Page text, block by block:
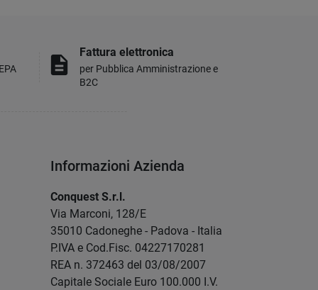
description
Fattura elettronica
per Pubblica Amministrazione e
B2C
Informazioni Azienda
Conquest S.r.l.
Via Marconi, 128/E
35010 Cadoneghe - Padova - Italia
P.IVA e Cod.Fisc. 04227170281
REA n. 372463 del 03/08/2007
Capitale Sociale Euro 100.000 I.V.